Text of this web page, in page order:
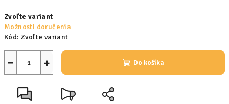
cena:
Zvoľte variant
Možnosti doručenia
Kód: Zvoľte variant
+
− Do košíka